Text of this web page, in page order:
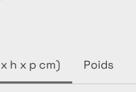
h x p cm) Poids